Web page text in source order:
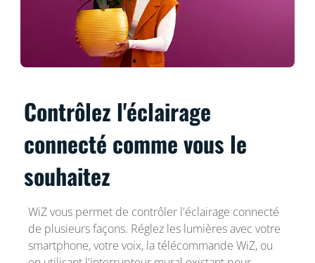
Contrôlez l'éclairage
connecté comme vous le
souhaitez
WiZ vous permet de contrôler l'éclairage connecté
de plusieurs façons. Réglez les lumières avec votre
smartphone, votre voix, la télécommande WiZ, ou